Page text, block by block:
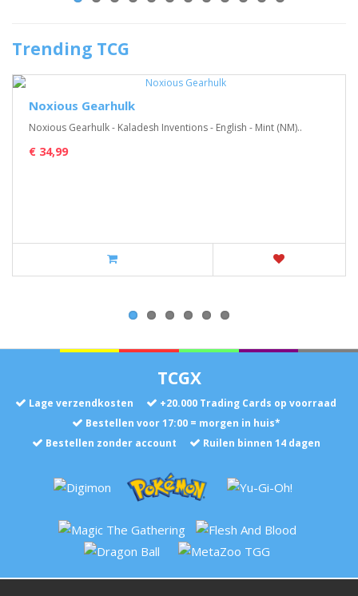
Trending TCG
Noxious Gearhulk
Noxious Gearhulk - Kaladesh Inventions - English - Mint (NM)..
€ 34,99
TCGX
Lage verzendkosten +20.000 Trading Cards op voorraad
Bestellen voor 17:00 = morgen in huis*
Bestellen zonder account
Ruilen binnen 14 dagen